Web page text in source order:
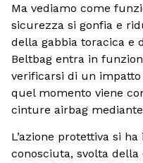
Ma vediamo come
sicurezza si gonfia e
della gabbia toracica e
Beltbag entra in
verificarsi di un
quel momento viene
cinture airbag mediante
L’azione protettiva si
conosciuta, svolta